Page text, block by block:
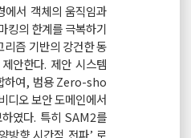
서 객체의 움직임과
킹의 한계를 극복하기
즘 기반의 강건한 동
안한다. 제안 시스템
하여, 범용 Zero-sho
오 보안 도메인에서
였다. 특히 SAM2를
방향 시간적 전파’ 로